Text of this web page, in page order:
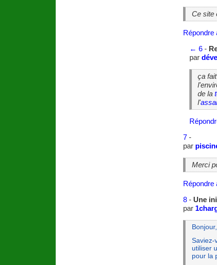
Ce site
Répondre
← 6-
par
ça
de la
l'
7-
par
Merci
Répondre
8- Une
par
Bonjour,
Saviez-
utiliser
pour la